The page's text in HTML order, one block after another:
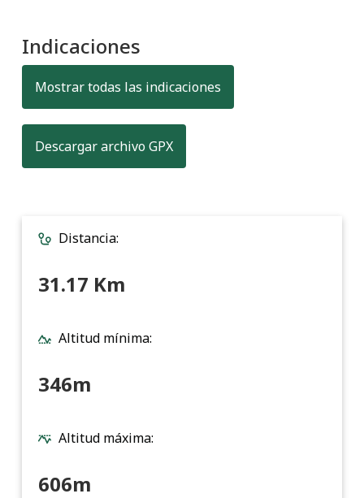
Indicaciones
Mostrar todas las indicaciones
Descargar archivo GPX, formato para transferir datos
Distancia:
31.17 Km
Altitud mínima:
346m
Altitud máxima:
606m